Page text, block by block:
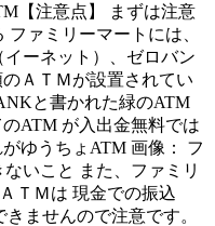
【注意点】 まずは注意
ァミリーマートには、
イーネット）、ゼロバン
ＡＴＭが設置されてい
と書かれた緑のATM
ATM が入出金無料では
ゆうちょATM 画像： フ
いこと また、ファミリ
ＴＭは 現金での振込
ませんので注意です。